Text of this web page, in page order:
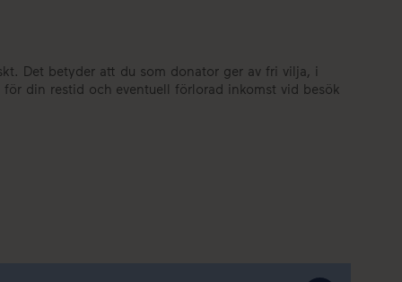
Det betyder att du som donator ger av fri vilja, i
din restid och eventuell förlorad inkomst vid besök